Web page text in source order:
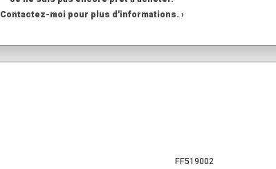
Contactez-moi pour plus d'informations. ›
FF519002